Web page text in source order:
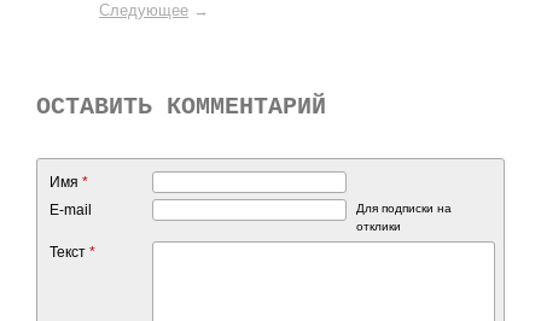
Следующее →
ОСТАВИТЬ КОММЕНТАРИЙ
Имя *
E-mail
Для подписки на
отклики
Текст *